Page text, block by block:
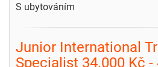
S ubytováním
Junior International
Specialist 34.000 Kč -